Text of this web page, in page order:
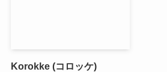
Korokke (コロッケ)